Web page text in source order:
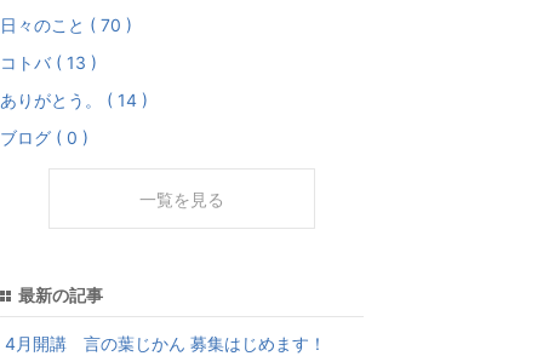
日々のこと ( 70 )
コトバ ( 13 )
ありがとう。 ( 14 )
ブログ ( 0 )
一覧を見る
最新の記事
4月開講 言の葉じかん 募集はじめます！